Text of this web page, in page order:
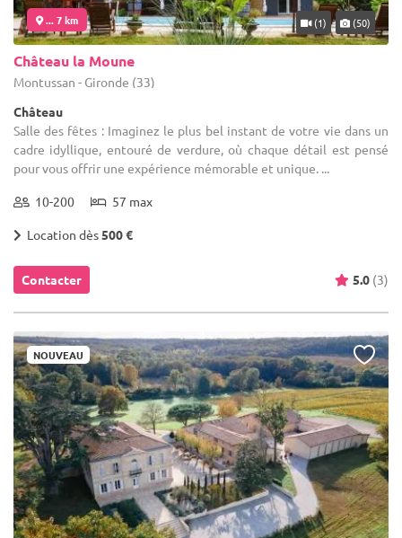
... 7 km (1) (50)
Château la Moune
Montussan - Gironde (33)
Château
Salle des fêtes : Imaginez le plus bel instant de votre vie dans un
cadre idyllique, entouré de verdure, où chaque détail est pensé
pour vous offrir une expérience mémorable et unique. ...
10-200 57 max
Location dès500 €
Contacter 5.0 (3)
NOUVEAU